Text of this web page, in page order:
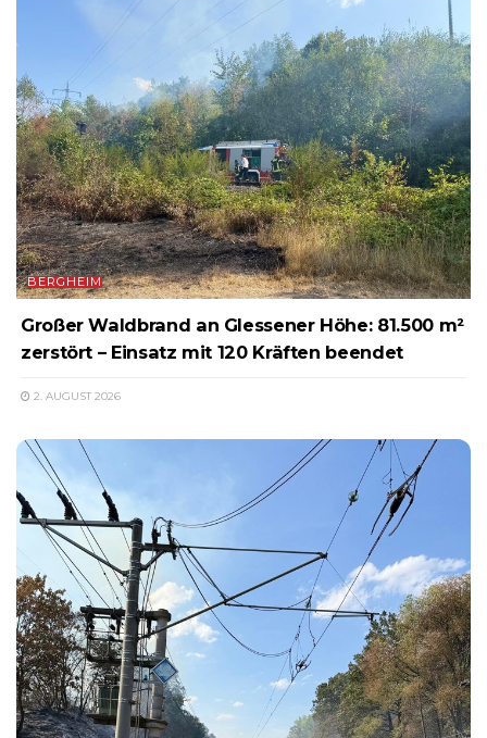
BERGHEIM
Großer Waldbrand an Glessener Höhe: 81.500 m²
zerstört – Einsatz mit 120 Kräften beendet
2. AUGUST 2026